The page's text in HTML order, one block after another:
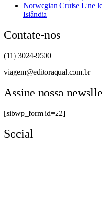
Norwegian Cruise Line
Islândia
Contate-nos
(11) 3024-9500
viagem@editoraqual.com.br
Assine nossa
[sibwp_form id=22]
Social